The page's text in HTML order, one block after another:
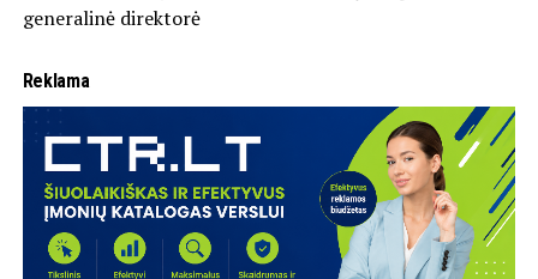
generalinė direktorė
Reklama